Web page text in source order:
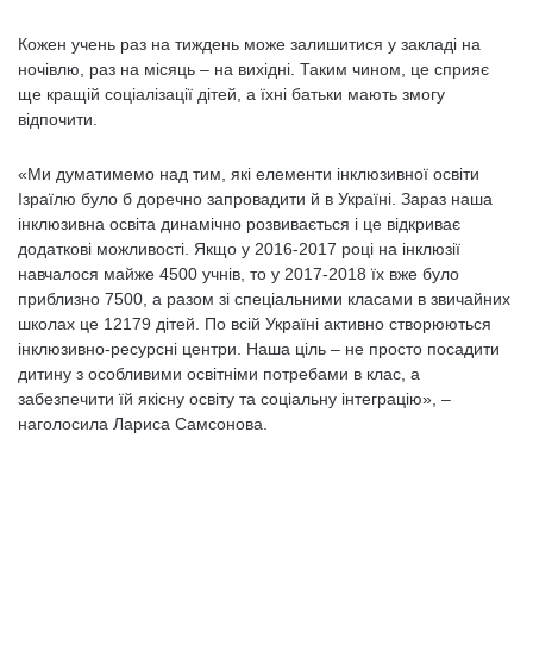
Кожен учень раз на тиждень може залишитися у закладі на
ночівлю, раз на місяць – на вихідні. Таким чином, це сприяє
ще кращій соціалізації дітей, а їхні батьки мають змогу
відпочити.
«Ми думатимемо над тим, які елементи інклюзивної освіти
Ізраїлю було б доречно запровадити й в Україні. Зараз наша
інклюзивна освіта динамічно розвивається і це відкриває
додаткові можливості. Якщо у 2016-2017 році на інклюзії
навчалося майже 4500 учнів, то у 2017-2018 їх вже було
приблизно 7500, а разом зі спеціальними класами в звичайних
школах це 12179 дітей. По всій Україні активно створюються
інклюзивно-ресурсні центри. Наша ціль – не просто посадити
дитину з особливими освітніми потребами в клас, а
забезпечити їй якісну освіту та соціальну інтеграцію», –
наголосила Лариса Самсонова.